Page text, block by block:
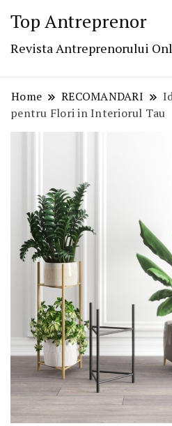
Top Antreprenor
Revista Antreprenorului
Home RECOMANDARI
pentru Flori in Interiorul Tau